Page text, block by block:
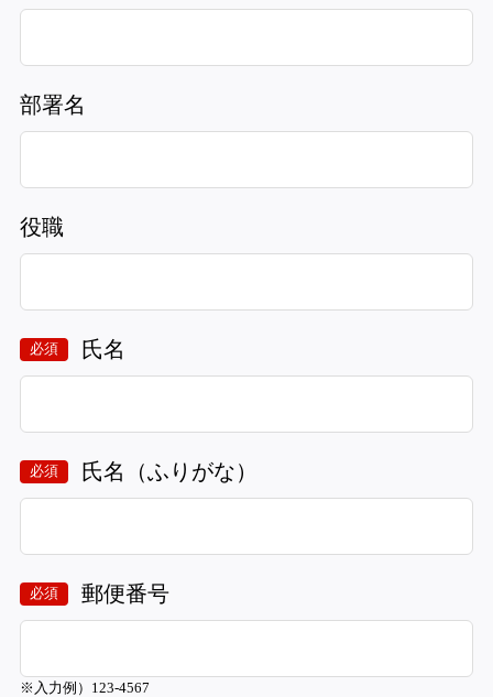
部署名
役職
必須 氏名
必須 氏名（ふりがな）
必須 郵便番号
※入力例）123-4567